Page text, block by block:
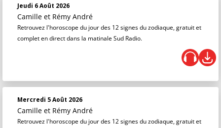
Jeudi 6 Août 2026
Camille et Rémy André
Retrouvez l'horoscope du jour des 12 signes du zodiaque, gratuit et
complet en direct dans la matinale Sud Radio.
Mercredi 5 Août 2026
Camille et Rémy André
Retrouvez l'horoscope du jour des 12 signes du zodiaque, gratuit et